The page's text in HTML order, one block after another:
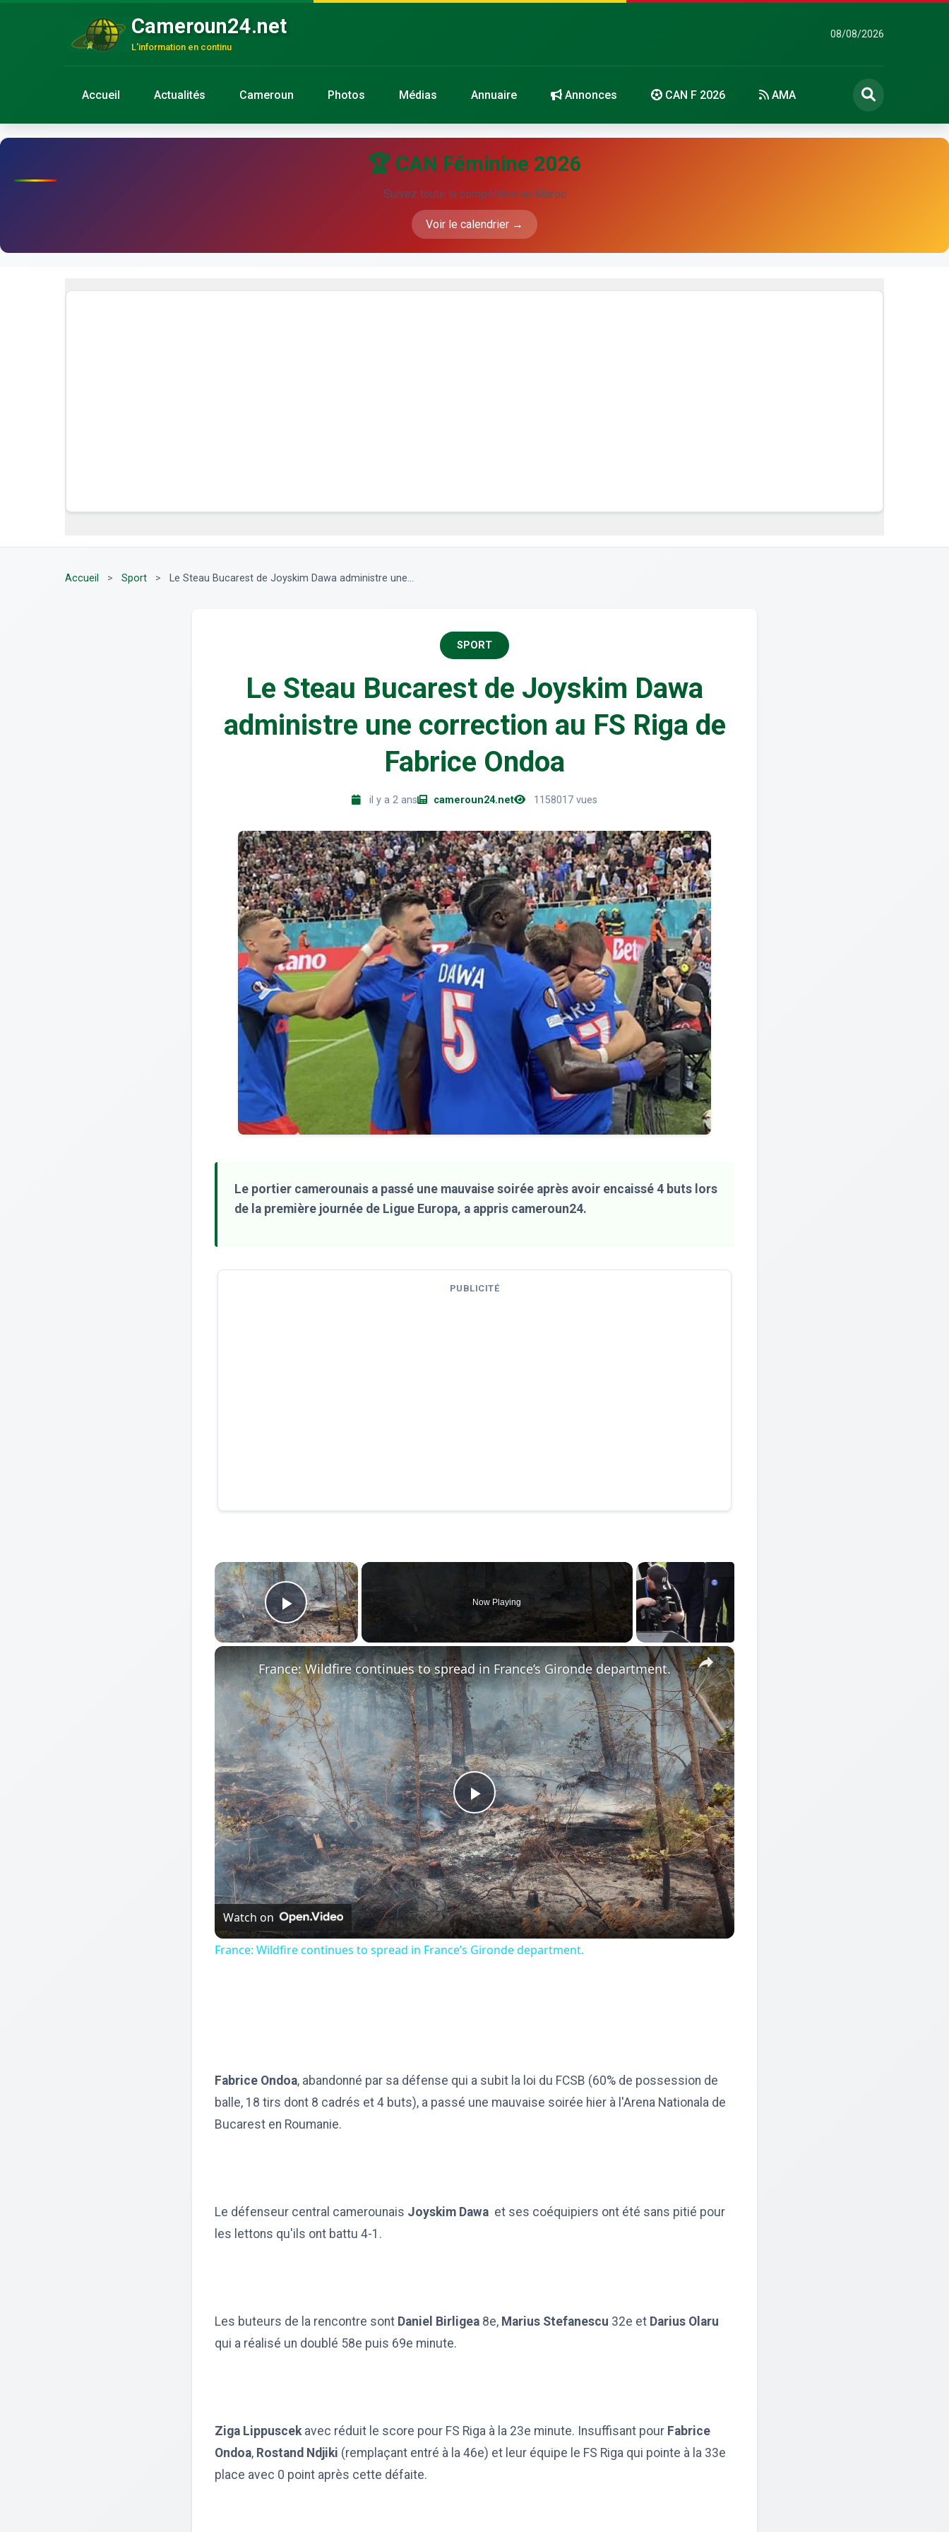
Cameroun24.net
L'information en continu
08/08/2026
Accueil Actualités Cameroun Photos Médias Annuaire Annonces CAN F 2026 AMA
🏆 CAN Féminine 2026
Suivez toute la compétition au Maroc
Voir le calendrier →
Accueil > Sport > Le Steau Bucarest de Joyskim Dawa administre une...
SPORT
Le Steau Bucarest de Joyskim Dawa
administre une correction au FS Riga de
Fabrice Ondoa
il y a 2 ans cameroun24.net 1158017 vues
Le portier camerounais a passé une mauvaise soirée après avoir encaissé 4 buts lors
de la première journée de Ligue Europa, a appris cameroun24.
PUBLICITÉ
×
Play Video
Now Playing
×
Play
Video
France: Wildfire continues to spread in France’s Gironde department​​​​​​​.
Watch on
France: Wildfire continues to spread in France’s Gironde department​​​​​​​.
Fabrice Ondoa, abandonné par sa défense qui a subit la loi du FCSB (60% de possession de
balle, 18 tirs dont 8 cadrés et 4 buts), a passé une mauvaise soirée hier à l'Arena Nationala de
Bucarest en Roumanie.
Le défenseur central camerounais Joyskim Dawa et ses coéquipiers ont été sans pitié pour
les lettons qu'ils ont battu 4-1.
Les buteurs de la rencontre sont Daniel Birligea 8e, Marius Stefanescu 32e et Darius Olaru
qui a réalisé un doublé 58e puis 69e minute.
Ziga Lippuscek avec réduit le score pour FS Riga à la 23e minute. Insuffisant pour Fabrice
Ondoa, Rostand Ndjiki (remplaçant entré à la 46e) et leur équipe le FS Riga qui pointe à la 33e
place avec 0 point après cette défaite.